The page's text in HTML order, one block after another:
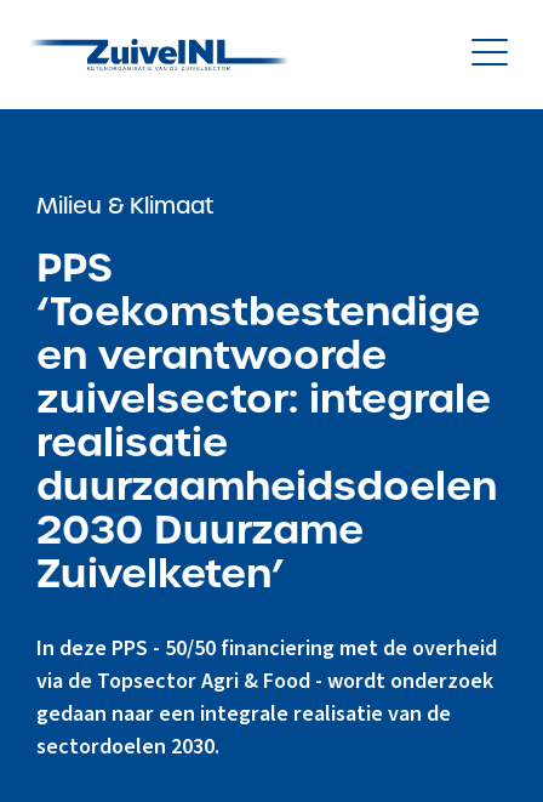
Duurzaamheid
Diergezondheid
Onderzoek & Innovatie
Gegevensbeheer & Verstrekking
Marktinformatie
Milieu & Klimaat
PPS
‘Toekomstbestendige
en verantwoorde
zuivelsector: integrale
realisatie
duurzaamheidsdoelen
2030 Duurzame
Zuivelketen’
In deze PPS - 50/50 financiering met de overheid
via de Topsector Agri & Food - wordt onderzoek
gedaan naar een integrale realisatie van de
sectordoelen 2030.